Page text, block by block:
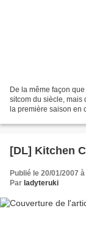
De la même façon
sitcom du siècle, mais
la première saison en
[DL] Kitchen
Publié le 20/01/2007
Par ladyteruki